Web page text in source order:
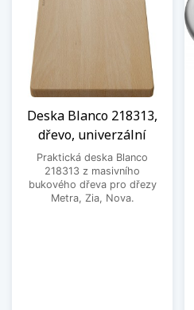
Deska Blanco 218313,
dřevo, univerzální
Praktická deska Blanco
218313 z masivního
bukového dřeva pro dřezy
Metra, Zia, Nova.